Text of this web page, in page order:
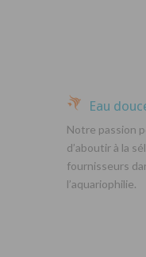
Eau
Notre passion
d’aboutir à la
fournisseurs
l’aquariophilie.